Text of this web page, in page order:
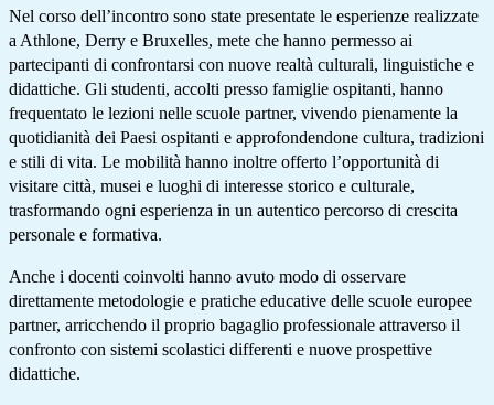
Nel corso dell’incontro sono state presentate le esperienze realizzate
a Athlone, Derry e Bruxelles, mete che hanno permesso ai
partecipanti di confrontarsi con nuove realtà culturali, linguistiche e
didattiche. Gli studenti, accolti presso famiglie ospitanti, hanno
frequentato le lezioni nelle scuole partner, vivendo pienamente la
quotidianità dei Paesi ospitanti e approfondendone cultura, tradizioni
e stili di vita. Le mobilità hanno inoltre offerto l’opportunità di
visitare città, musei e luoghi di interesse storico e culturale,
trasformando ogni esperienza in un autentico percorso di crescita
personale e formativa.
Anche i docenti coinvolti hanno avuto modo di osservare
direttamente metodologie e pratiche educative delle scuole europee
partner, arricchendo il proprio bagaglio professionale attraverso il
confronto con sistemi scolastici differenti e nuove prospettive
didattiche.